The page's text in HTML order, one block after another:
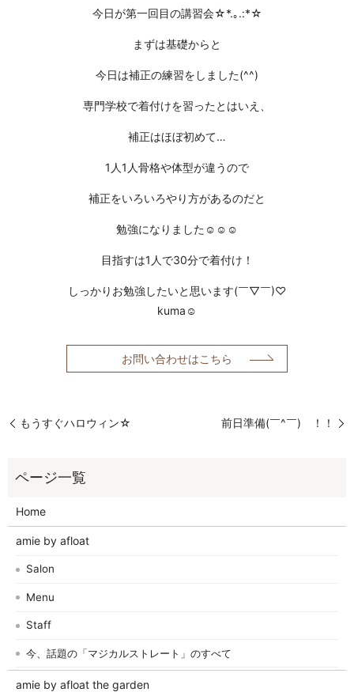
今日が第一回目の講習会☆*.｡.:*☆
まずは基礎からと
今日は補正の練習をしました(^^)
専門学校で着付けを習ったとはいえ、
補正はほぼ初めて…
1人1人骨格や体型が違うので
補正をいろいろやり方があるのだと
勉強になりました☺︎☺︎☺︎
目指すは1人で30分で着付け！
しっかりお勉強したいと思います(￣▽￣)♡
kuma☺︎
お問い合わせはこちら
もうすぐハロウィン☆ 前日準備(￣^￣)ゞ！！
Home
amie by afloat
Salon
Menu
Staff
今、話題の「マジカルストレート」のすべて
amie by afloat the garden